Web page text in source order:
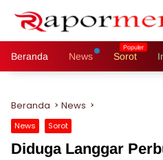
Beranda News Sorot
Beranda News
News Sorot
Diduga Langgar